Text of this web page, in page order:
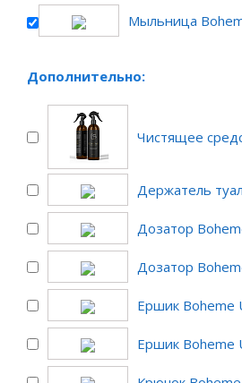
Мыльница
Дополнительно:
Чистящее
Держатель
Дозатор
Дозатор
Ершик Boheme
Ершик Boheme